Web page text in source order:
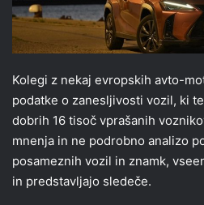
Kolegi z nekaj evropskih avto-
podatke o zanesljivosti vozil, ki
dobrih 16 tisoč vprašanih
mnenja in ne podrobno analizo
posameznih vozil in znamk,
in predstavljajo sledeče.